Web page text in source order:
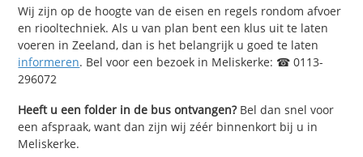
Wij zijn op de hoogte van de eisen en regels rondom afvoer
en riooltechniek. Als u van plan bent een klus uit te laten
voeren in Zeeland, dan is het belangrijk u goed te laten
informeren. Bel voor een bezoek in Meliskerke: ☎ 0113-
296072
Heeft u een folder in de bus ontvangen?Bel dan snel voor
een afspraak, want dan zijn wij zéér binnenkort bij u in
Meliskerke.